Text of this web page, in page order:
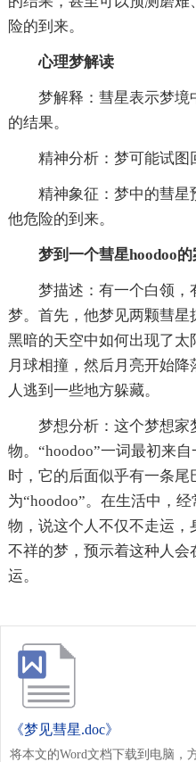
险的到来。
心理梦解读
梦解释：彗星表示梦
的结果。
精神分析：梦可能试图
精神象征：梦中的彗
他危险的到来。
梦到一个彗星hoodoo
梦描述：有一个白领，
梦。首先，他梦见两颗彗
黑暗的天空中如何出现了
月球相撞，然后月亮开始
人逃到一些地方躲藏。
梦想分析：这个梦想家
物。“hoodoo”一词最初来
时，它的后面似乎有一条
为“hoodoo”。在生活中，
物，说这个人不仅不走运
不祥的梦，预示着这种人
运。
《梦见彗星.doc》
将本文的Word文档下载到电脑，